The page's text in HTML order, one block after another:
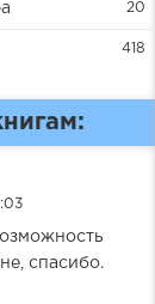
20
418
спасибо.